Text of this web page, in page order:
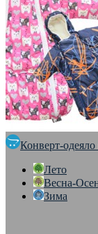
Конверт-
Лето
Весна-
Зима